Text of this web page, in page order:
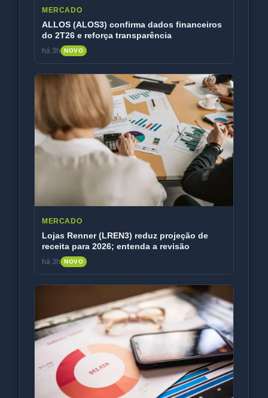
MERCADO
ALLOS (ALOS3) confirma dados financeiros
do 2T26 e reforça transparência
há 3h NOVO
MERCADO
Lojas Renner (LREN3) reduz projeção de
receita para 2026; entenda a revisão
há 3h NOVO